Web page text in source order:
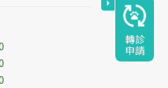
轉診
申請